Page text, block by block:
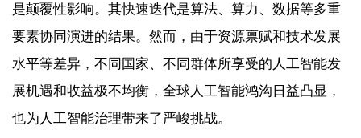
是颠覆性影响。其快速迭代是算法、算力、数据等多重
要素协同演进的结果。然而，由于资源禀赋和技术发展
水平等差异，不同国家、不同群体所享受的人工智能发
展机遇和收益极不均衡，全球人工智能鸿沟日益凸显，
也为人工智能治理带来了严峻挑战。